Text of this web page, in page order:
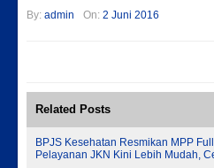
By: admin On: 2 Juni 2016
Related Posts
BPJS Kesehatan Resmikan MPP
Pelayanan JKN Kini Lebih Mudah,